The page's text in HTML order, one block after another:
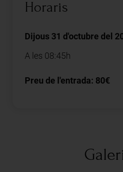
Horaris
Dijous 31 d'octubre del
A les 08:45h
Preu de l'entrada: 80€